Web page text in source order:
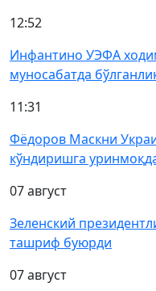
12:52
Инфантино УЭФА
муносабатда
11:31
Фёдоров Маскни
кўндиришга
07 август
Зеленский
ташриф буюрди
07 август